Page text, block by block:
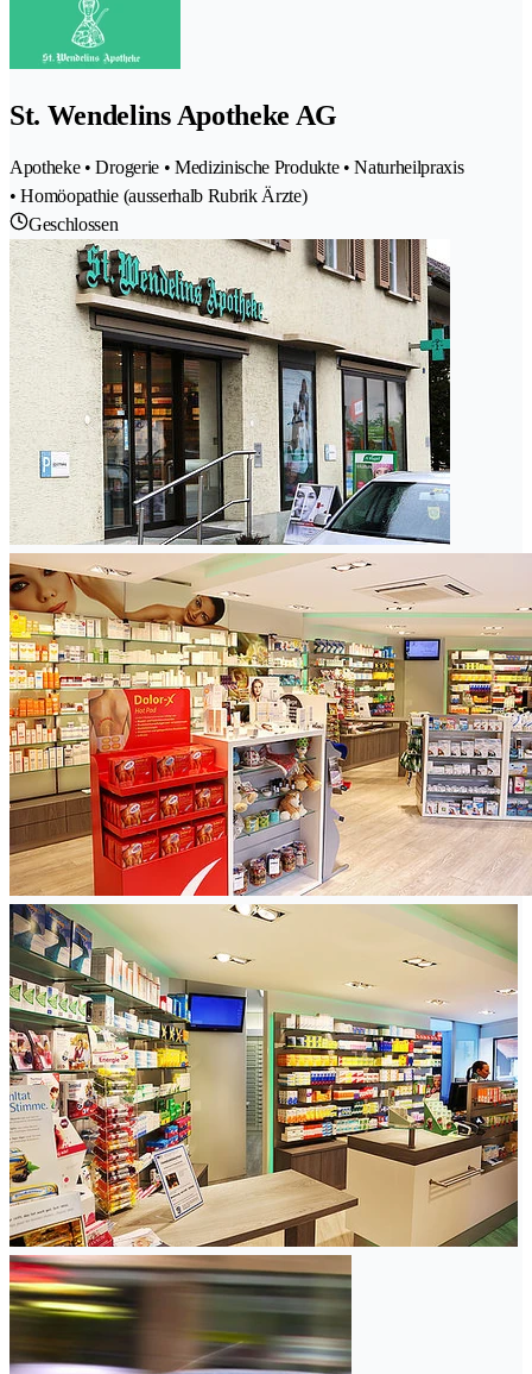
St. Wendelins Apotheke AG
Apotheke • Drogerie • Medizinische Produkte • Naturheilpraxis
• Homöopathie (ausserhalb Rubrik Ärzte)
Geschlossen